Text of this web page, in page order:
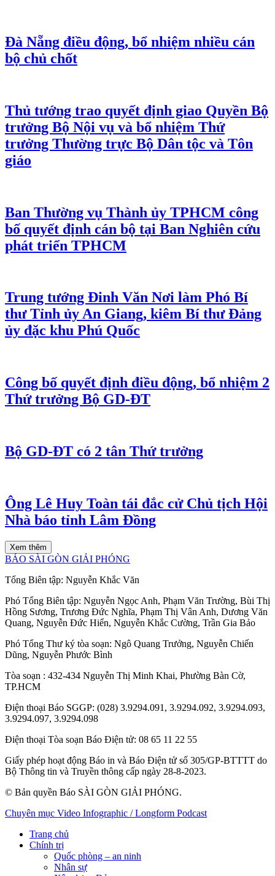
Đà Nẵng điều động, bổ nhiệm nhiều cán
bộ chủ chốt
Thủ tướng trao quyết định giao Quyền Bộ
trưởng Bộ Nội vụ và bổ nhiệm Thứ
trưởng Thường trực Bộ Dân tộc và Tôn
giáo
Ban Thường vụ Thành ủy TPHCM công
bố quyết định cán bộ tại Ban Nghiên cứu
phát triển TPHCM
Trung tướng Đinh Văn Nơi làm Phó Bí
thư Tỉnh ủy An Giang, kiêm Bí thư Đảng
ủy đặc khu Phú Quốc
Công bố quyết định điều động, bổ nhiệm 2
Thứ trưởng Bộ GD-ĐT
Bộ GD-ĐT có 2 tân Thứ trưởng
Ông Lê Huy Toàn tái đắc cử Chủ tịch Hội
Nhà báo tỉnh Lâm Đồng
Xem thêm
BÁO SÀI GÒN GIẢI PHÓNG
Tổng Biên tập: Nguyễn Khắc Văn
Phó Tổng Biên tập: Nguyễn Ngọc Anh, Phạm Văn Trường, Bùi Thị
Hồng Sương, Trương Đức Nghĩa, Phạm Thị Vân Anh, Dương Văn
Quang, Nguyễn Đức Hiển, Nguyễn Khắc Cường, Trần Gia Bảo
Phó Tổng Thư ký tòa soạn: Ngô Quang Trưởng, Nguyễn Chiến
Dũng, Nguyễn Phước Bình
Tòa soạn : 432-434 Nguyễn Thị Minh Khai, Phường Bàn Cờ,
TP.HCM
Điện thoại Báo SGGP: (028) 3.9294.091, 3.9294.092, 3.9294.093,
3.9294.097, 3.9294.098
Điện thoại Tòa soạn Báo Điện tử: 08 65 11 22 55
Giấy phép hoạt động Báo in và Báo Điện tử số 305/GP-BTTTT do
Bộ Thông tin và Truyền thông cấp ngày 28-8-2023.
© Bản quyền Báo SÀI GÒN GIẢI PHÓNG.
Chuyên mục Video Infographic / Longform Podcast
Trang chủ
Chính trị
Quốc phòng – an ninh
Nhân sự